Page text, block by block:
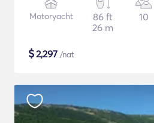
Motoryacht
86 ft
26 m
10
$2,297 /nat